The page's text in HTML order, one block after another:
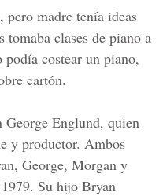
pero madre tenía ideas
clases de piano a
costear un piano,
cartón.
George Englund, quien
y productor. Ambos
George, Morgan y
Su hijo Bryan